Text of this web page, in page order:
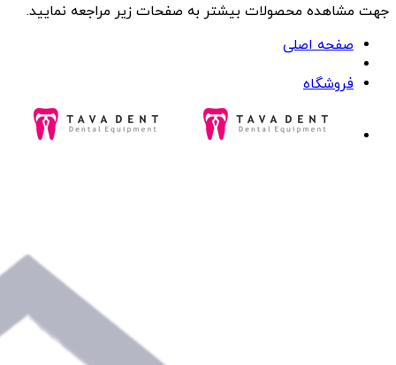
جهت مشاهده محصولات بیشتر به صفحات زیر مراجعه نمایید.
صفحه اصلی
فروشگاه